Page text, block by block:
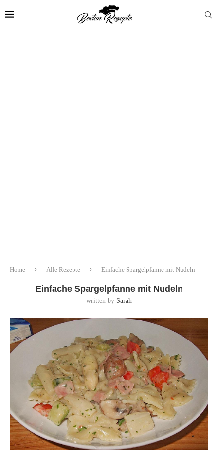
Home Alle Rezepte Einfache Spargelpfanne mit Nudeln
Einfache Spargelpfanne mit Nudeln
written by Sarah